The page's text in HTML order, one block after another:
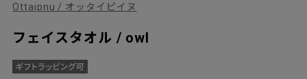
Ottaipnu / オッタイピイヌ
フェイスタオル / owl